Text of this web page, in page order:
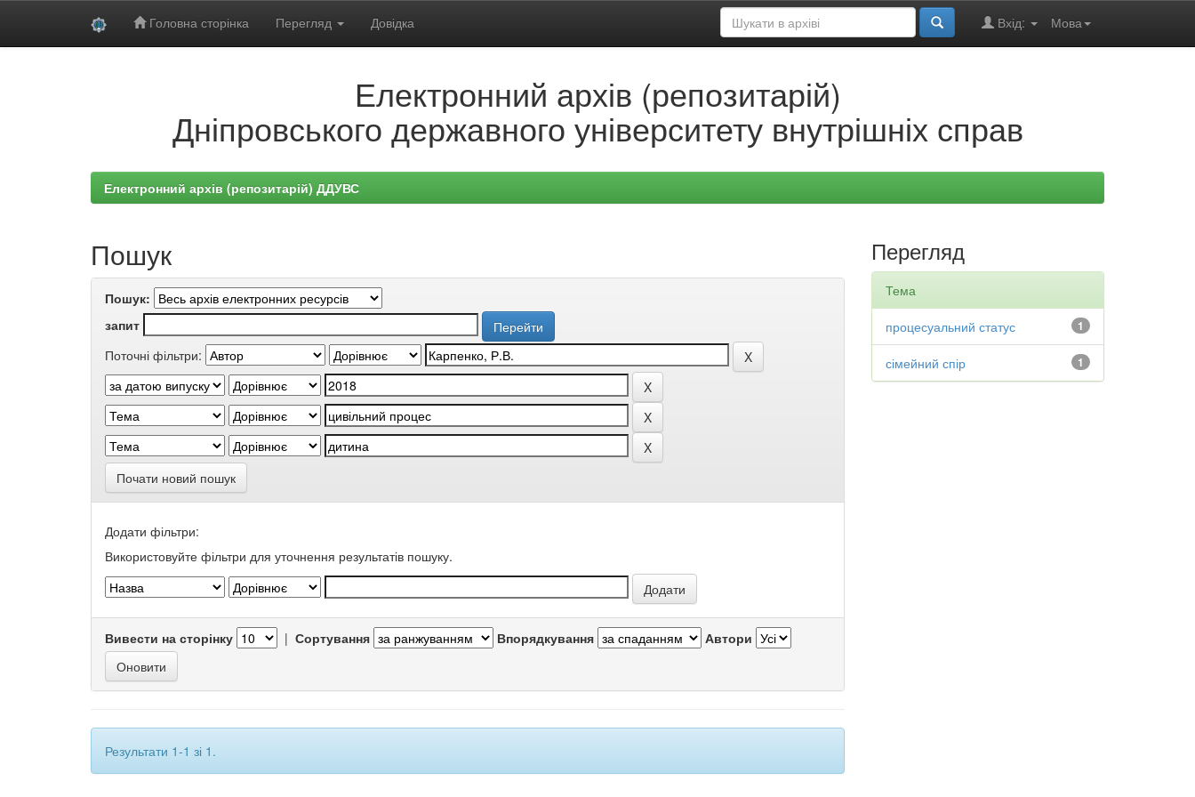
Головна сторінка Перегляд Довідка Мова
Вхід:
Електронний архів (репозитарій)
Дніпровського державного університету внутрішніх справ
Електронний архів (репозитарій) ДДУВС
Пошук
Пошук:
запит
Поточні фільтри:
Почати новий пошук
Додати фільтри:
Використовуйте фільтри для уточнення результатів пошуку.
Вивести на сторінку | Сортування Впорядкування Автори
Результати 1-1 зі 1.
Перегляд
Тема
1
процесуальний статус
1
сімейний спір